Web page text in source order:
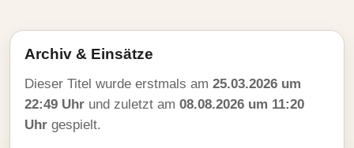
Archiv & Einsätze
Dieser Titel wurde erstmals am 25.03.2026 um
22:49 Uhr und zuletzt am 08.08.2026 um 11:20
Uhr gespielt.